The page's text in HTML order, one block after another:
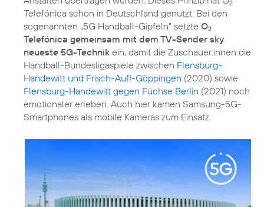
2
Telefónica schon in Deutschland genutzt: Bei den
sogenannten „5G Handball-Gipfeln“ setzte O2
Telefónica gemeinsam mit dem TV-Sender sky
neueste 5G-Technik ein, damit die Zuschauer:innen die
Handball-Bundesligaspiele zwischen Flensburg-
Handewitt und Frisch-Auf!-Göppingen (2020) sowie
Flensburg-Handewitt gegen Füchse Berlin (2021) noch
emotionaler erleben. Auch hier kamen Samsung-5G-
Smartphones als mobile Kameras zum Einsatz.